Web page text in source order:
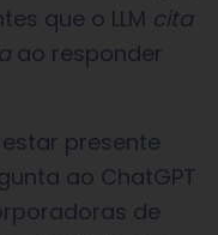
que o LLM cita
ao responder
presente
ao ChatGPT
de